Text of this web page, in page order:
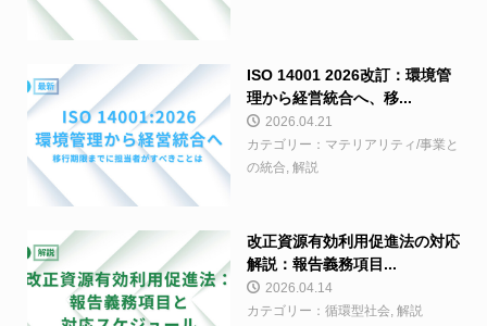
ISO 14001 2026改訂：環境管
理から経営統合へ、移...
2026.04.21
カテゴリー：マテリアリティ/事業と
の統合, 解説
改正資源有効利用促進法の対応
解説：報告義務項目...
2026.04.14
カテゴリー：循環型社会, 解説